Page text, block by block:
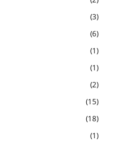
3
6
1
1
2
15
18
1